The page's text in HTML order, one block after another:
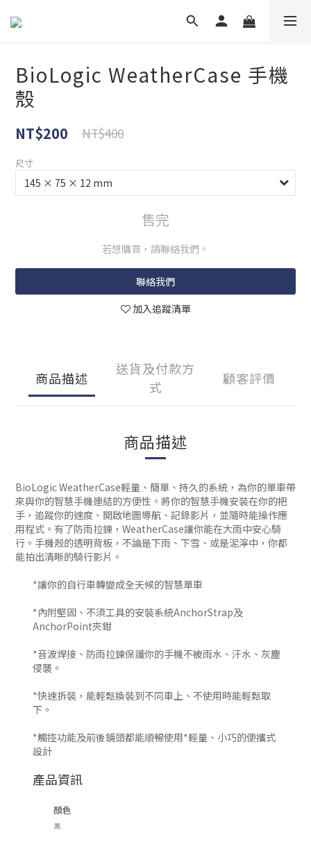
BioLogic WeatherCase 手機
殼
NT$200 NT$400
尺寸
售完
若想購買，請聯絡我們。
聯絡我們
加入追蹤清單
商品描述
送貨及付款方
式
顧客評價
商品描述
BioLogic WeatherCase輕量、簡單、持久的系統，為你的單車帶
來與你的智慧手機連結的方便性。將你的智慧手機安裝在你的把
手，追蹤你的速度、開啟地圖導航、記錄影片，並隨時能操作應
用程式。有了防雨拉鍊，WeatherCase讓你能在大雨中安心騎
行。手機殼的透明背板，不論是下雨、下雪、或是泥濘中，你都
能拍出清晰的騎行影片。
*讓你的自行車轉變成全天候的智慧單車
*內附堅固、不須工具的安裝系統AnchorStrap及
AnchorPoint夾鉗
*音波焊接、防雨拉鍊保護你的手機不被雨水、汗水、灰塵
侵襲。
*快速拆裝，能輕鬆換裝到不同車上、不使用時能輕鬆取
下。
*觸控功能及前後鏡頭都能順暢使用*輕量、小巧的便攜式
設計
產品資訊
顏色
黑